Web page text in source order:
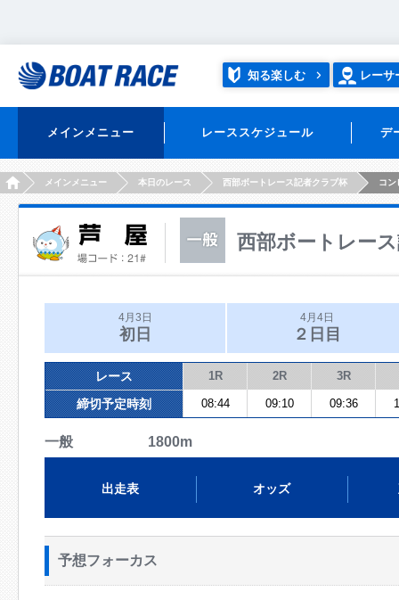
知る楽しむ レーサ
メインメニュー レーススケジュール デ
HOMEメインメニュー 本日のレース 西部ボートレース記者クラブ杯 コン
西部ボートレー
4月3日
初日
4月4日
２日目
レース 1R 2R 3R
締切予定時刻 08:44 09:10 09:36
一般 1800m
出走表 オッズ
予想フォーカス